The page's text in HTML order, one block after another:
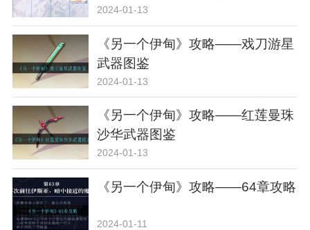
2024-01-13
《另一个伊甸》攻略——戏刀游星
武器图鉴
2024-01-13
《另一个伊甸》攻略——红莲曼珠
沙华武器图鉴
2024-01-13
《另一个伊甸》攻略——64章攻略
2024-01-11